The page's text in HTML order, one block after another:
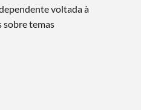
voltada à
sobre temas